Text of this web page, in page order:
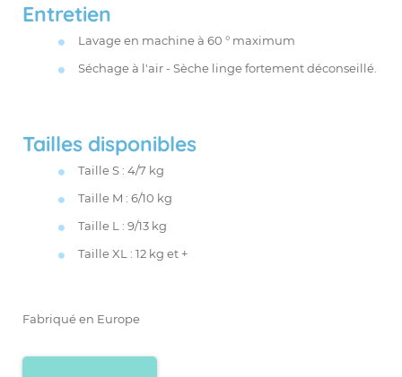
Entretien
Lavage en machine à 60 ° maximum
Séchage à l'air - Sèche linge fortement déconseillé.
Tailles disponibles
Taille S : 4/7 kg
Taille M : 6/10 kg
Taille L : 9/13 kg
Taille XL : 12 kg et +
Fabriqué en Europe